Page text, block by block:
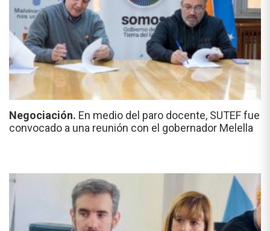
Negociación. En medio del paro docente, SUTEF fue
convocado a una reunión con el gobernador Melella